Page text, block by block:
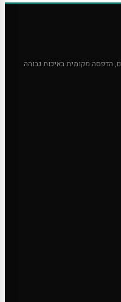
הדפסה מקומית באיכות גבוהה